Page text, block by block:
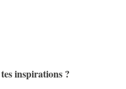
inspirations ?